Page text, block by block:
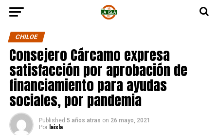
CHILOE
Consejero Cárcamo expresa
satisfacción por aprobación de
financiamiento para ayudas
sociales, por pandemia
Published 5 años atras on 26 mayo, 2021
Por laisla